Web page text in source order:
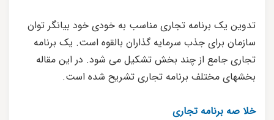
تدوین یک برنامه تجاری مناسب به خودی خود بیانگر توان
سازمان برای جذب سرمایه گذاران بالقوه است. یک برنامه
تجاری جامع از چند بخش تشکیل می شود. در این مقاله
بخشهای مختلف برنامه تجاری تشریح شده است.
خلا صه برنامه تجاری